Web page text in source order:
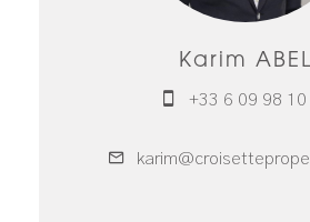
Karim ABEL
+33 6 09 98 10